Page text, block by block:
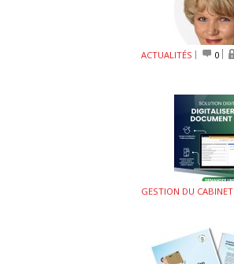
ACTUALITÉS 0
GESTION DU CABINET